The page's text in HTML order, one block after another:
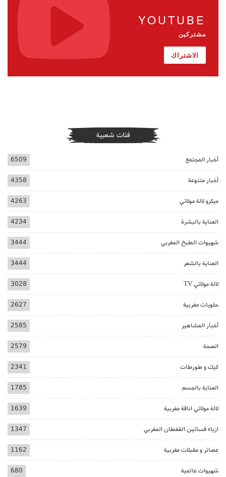
YOUTUBE
مشتركين
الاشتراك
فئات شعبية
أخبار المجتمع 6509
أخبار متنوعة 4358
ميكرو لالة مولاتي 4263
العناية بالبشرة 4234
شهيوات الطبخ المغربي 3444
العناية بالشعر 3444
لالة مولاتي TV 3028
حلويات مغربية 2627
أخبار المشاهير 2585
الصحة 2579
كيك و طورطات 2341
العناية بالجسم 1785
لالة مولاتي اناقة مغربية 1639
ازياء فساتين القفطان المغربي 1347
عصائر و مقبلات مغربية 1162
شهيوات عالمية 680